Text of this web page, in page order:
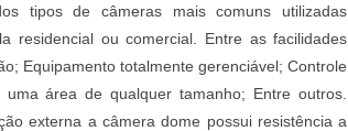
tipos de câmeras mais comuns utilizadas
residencial ou comercial. Entre as facilidades
Equipamento totalmente gerenciável; Controle
área de qualquer tamanho; Entre outros.
externa a câmera dome possui resistência a